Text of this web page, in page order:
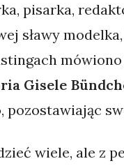
pisarka,
sławy
Gisele
pozostawiając
wiele, ale z